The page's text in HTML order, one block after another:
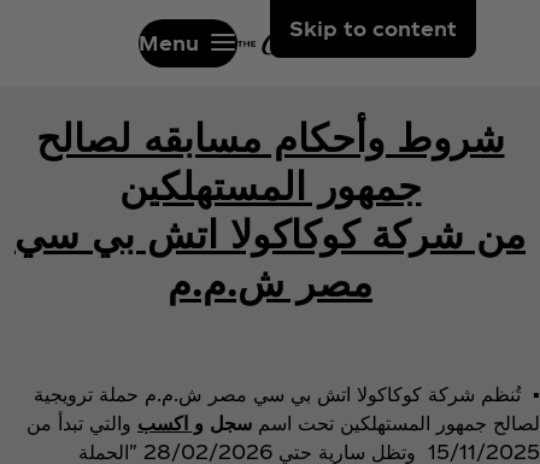
Skip to content
Menu
شروط وأحكام مسابقه لصالح
جمهور المستهلكين
من شركة كوكاكولا اتش بي سي
مصر ش.م.م
▪ تُنظم شركة كوكاكولا اتش بي سي مصر ش.م.م حملة ترويجية
لصالح جمهور المستهلكين تحت اسم سجل و اكسب والتي تبدأ من
15/11/2025 وتظل سارية حتي 28/02/2026 "الحملة